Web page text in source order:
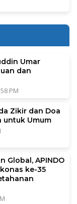
Umar
dan
PM
Zikir dan Doa
untuk Umum
Global, APINDO
ke-35